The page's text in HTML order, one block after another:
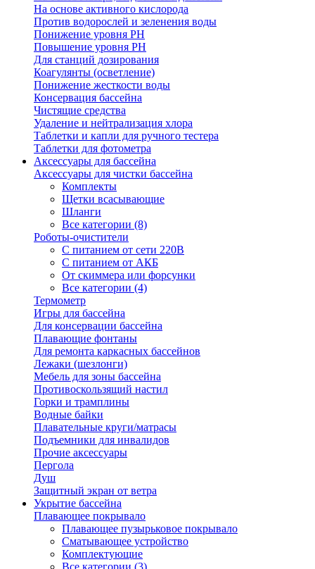
На основе активного кислорода
Против водорослей и зеленения воды
Понижение уровня РН
Повышение уровня РН
Для станций дозирования
Коагулянты (осветление)
Понижение жесткости воды
Консервация бассейна
Чистящие средства
Удаление и нейтрализация хлора
Таблетки и капли для ручного тестера
Таблетки для фотометра
Аксессуары для бассейна
Аксессуары для чистки бассейна
Комплекты
Щетки всасывающие
Шланги
Все категории (8)
Роботы-очистители
С питанием от сети 220В
С питанием от АКБ
От скиммера или форсунки
Все категории (4)
Термометр
Игры для бассейна
Для консервации бассейна
Плавающие фонтаны
Для ремонта каркасных бассейнов
Лежаки (шезлонги)
Мебель для зоны бассейна
Противоскользящий настил
Горки и трамплины
Водные байки
Плавательные круги/матрасы
Подъемники для инвалидов
Прочие аксессуары
Пергола
Душ
Защитный экран от ветра
Укрытие бассейна
Плавающее покрывало
Плавающее пузырьковое покрывало
Сматывающее устройство
Комплектующие
Все категории (3)